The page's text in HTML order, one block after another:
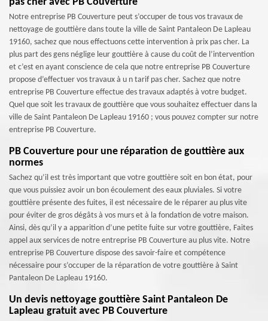
Notre entreprise PB Couverture peut s’occuper de tous vos travaux de
nettoyage de gouttière dans toute la ville de Saint Pantaleon De Lapleau
19160, sachez que nous effectuons cette intervention à prix pas cher. La
plus part des gens néglige leur gouttière à cause du coût de l’intervention
et c’est en ayant conscience de cela que notre entreprise PB Couverture
propose d’effectuer vos travaux à u n tarif pas cher. Sachez que notre
entreprise PB Couverture effectue des travaux adaptés à votre budget.
Quel que soit les travaux de gouttière que vous souhaitez effectuer dans la
ville de Saint Pantaleon De Lapleau 19160 ; vous pouvez compter sur notre
entreprise PB Couverture.
PB Couverture pour une réparation de gouttière aux
normes
Sachez qu’il est très important que votre gouttière soit en bon état, pour
que vous puissiez avoir un bon écoulement des eaux pluviales. Si votre
gouttière présente des fuites, il est nécessaire de le réparer au plus vite
pour éviter de gros dégâts à vos murs et à la fondation de votre maison.
Ainsi, dès qu’il y a apparition d’une petite fuite sur votre gouttière, Faites
appel aux services de notre entreprise PB Couverture au plus vite. Notre
entreprise PB Couverture dispose des savoir-faire et compétence
nécessaire pour s’occuper de la réparation de votre gouttière à Saint
Pantaleon De Lapleau 19160.
Un devis nettoyage gouttière Saint Pantaleon De
Lapleau gratuit avec PB Couverture